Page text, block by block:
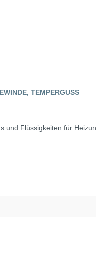
TEMPERGUSS
und Flüssigkeiten für